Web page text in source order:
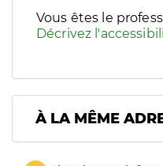
Vous êtes le
Décrivez
À LA MÊME